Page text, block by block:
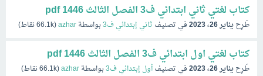
كتاب لغتي ثاني ابتدائي ف3 الفصل الثالث 1446 pdf
طُرِحيناير 26، 2023 في تصنيف ثاني إبتدائي ف3 بواسطةazhar
(
66.1kنقاط)
كتاب لغتي اول ابتدائي ف3 الفصل الثالث 1446 pdf
طُرِحيناير 26، 2023 في تصنيفأول إبتدائي ف3 بواسطةazhar
(
66.1kنقاط)